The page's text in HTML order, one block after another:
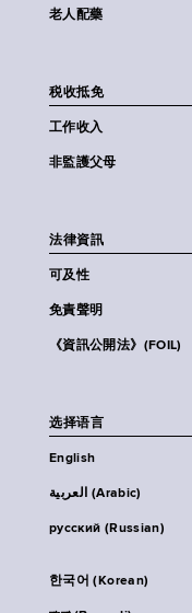
老人配藥
税收抵免
工作收入
非監護父母
法律資訊
可及性
免責聲明
《資訊公開法》(FOIL)
选择语言
English
العربية (Arabic)
русский (Russian)
한국어 (Korean)